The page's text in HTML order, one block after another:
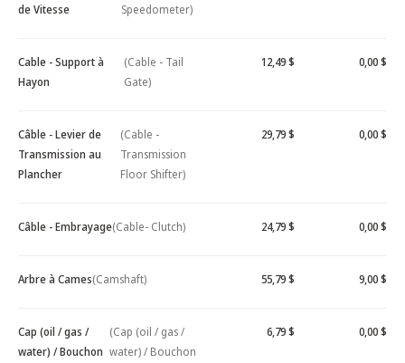
de Vitesse
Speedometer)
Cable - Support à
Hayon
(Cable - Tail
Gate)
12,49 $ 0,00 $
Câble - Levier de
Transmission au
Plancher
(Cable -
Transmission
Floor Shifter)
29,79 $ 0,00 $
Câble - Embrayage(Cable- Clutch) 24,79 $ 0,00 $
Arbre à Cames(Camshaft) 55,79 $ 9,00 $
Cap (oil / gas /
water) / Bouchon
(Cap (oil / gas /
water) / Bouchon
6,79 $ 0,00 $